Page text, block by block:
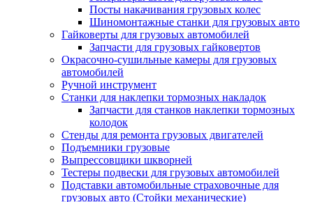
Посты накачивания грузовых колес
Шиномонтажные станки для грузовых авто
Гайковерты для грузовых автомобилей
Запчасти для грузовых гайковертов
Окрасочно-сушильные камеры для грузовых
автомобилей
Ручной инструмент
Станки для наклепки тормозных накладок
Запчасти для станков наклепки тормозных
колодок
Стенды для ремонта грузовых двигателей
Подъемники грузовые
Выпрессовщики шкворней
Тестеры подвески для грузовых автомобилей
Подставки автомобильные страховочные для
грузовых авто (Стойки механические)